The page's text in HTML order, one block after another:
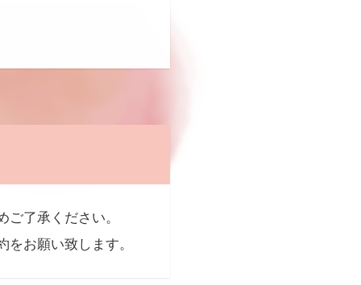
了承ください。
お願い致します。